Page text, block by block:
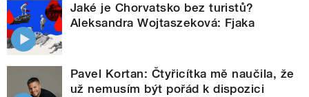
Jaké je Chorvatsko bez turistů?
Aleksandra Wojtaszeková: Fjaka
Pavel Kortan: Čtyřicítka mě naučila, že
už nemusím být pořád k dispozici